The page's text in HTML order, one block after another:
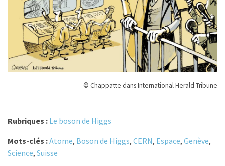
© Chappatte dans International Herald Tribune
Rubriques : Le boson de Higgs
Mots-clés :Atome, Boson de Higgs, CERN, Espace, Genève,
Science, Suisse